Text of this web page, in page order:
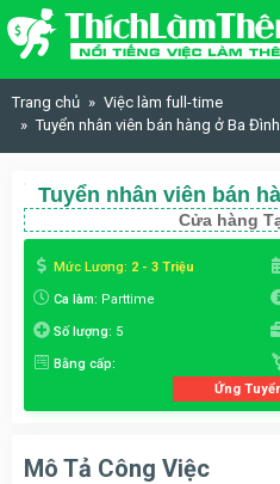
Skip to content
Trang chủ
Việc làm full-time
Tuyển nhân viên bán hàng ở Ba
Tuyển nhân viên bán
Cửa hàng
Mức Lương: 2 - 3 Triệu
Ca làm: Parttime
Số lượng: 5
Bằng cấp:
Ứng
Mô Tả Công Việc